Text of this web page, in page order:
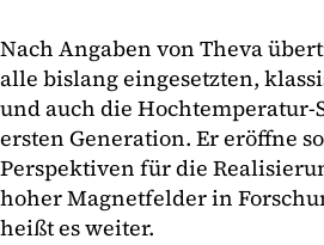
Nach Angaben von Theva
alle bislang eingesetzten,
und auch die
ersten Generation. Er eröffne
Perspektiven für die
hoher Magnetfelder in
heißt es weiter.